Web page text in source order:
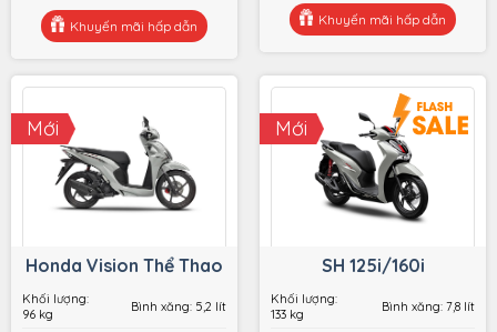
Khuyến mãi hấp dẫn
Vario 160 2023
Xem chi tiết
Đặt hàng
Khuyến mãi hấp dẫn
SH350i
Xem chi tiết
Đặt hàng
Mới
Honda Vision Thể Thao
Khối lượng:
96 kg
Bình xăng: 5,2 lít
Mới
SH 125i/160i
Khối lượng:
133 kg
Bình xăng: 7,8 lít